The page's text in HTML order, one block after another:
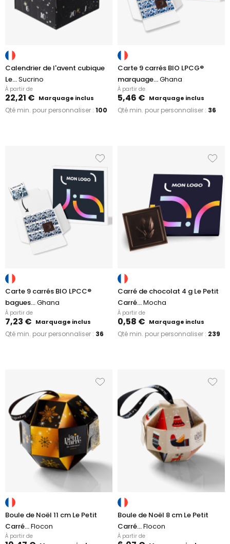
Calendrier de l'avent cubique
Le...Sucrino
À partir de
22,21 € Marquage inclus
Qté min. pour personnaliser : 100
Carte 9 carrés BIO LPCG®
marquage...Ghana
À partir de
5,46 € Marquage inclus
Qté min. pour personnaliser : 36
Carte 9 carrés BIO LPCC®
bagues...Ghana
À partir de
7,23 € Marquage inclus
Qté min. pour personnaliser : 36
Carré de chocolat 4 g Le Petit
Carré...Mocha
À partir de
0,58 € Marquage inclus
Qté min. pour personnaliser : 239
Boule de Noël 11 cm Le Petit
Carré...Flocon
À partir de
Boule de Noël 8 cm Le Petit
Carré...Flocon
À partir de